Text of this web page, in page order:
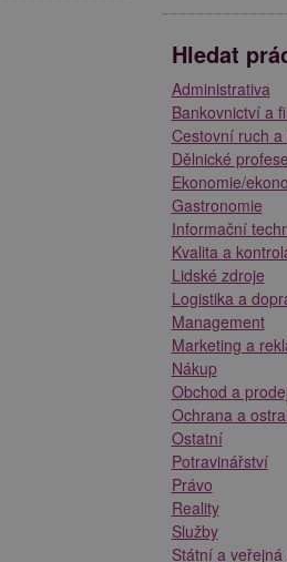
Hledat
Administrativa
Bankovnictví a
Cestovní ruch
Dělnické profese
Ekonomie/
Gastronomie
Informační
Kvalita a
Lidské zdroje
Logistika a
Management
Marketing a
Nákup
Obchod a
Ochrana a
Ostatní
Potravinářství
Právo
Reality
Služby
Státní a veřejná